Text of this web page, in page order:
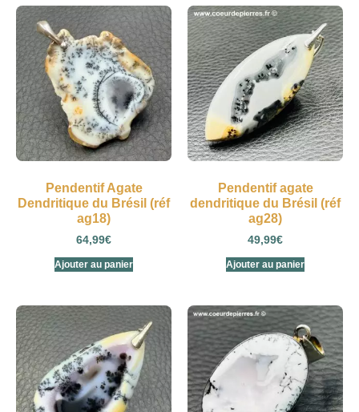
Pendentif Agate
Dendritique du Brésil (réf
ag18)
64,99€
Ajouter au panier
Pendentif agate
dendritique du Brésil (réf
ag28)
49,99€
Ajouter au panier